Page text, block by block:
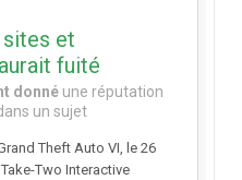
sites et
fuité
donné une réputation
un sujet
Theft Auto VI, le 26
Two Interactive